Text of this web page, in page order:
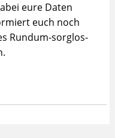
eure Daten
euch noch
Rundum-sorglos-